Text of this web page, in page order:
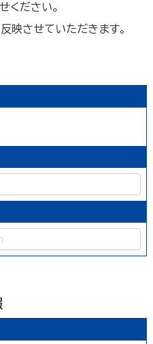
ください。
映させていただきます。